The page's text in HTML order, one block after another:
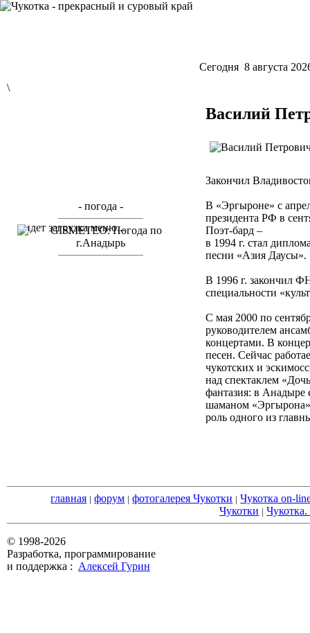
идет загрузка меню...
Cегодня 8 августа
\
- погода -
Василий
Закончил
В «Эргыроне» с
президента РФ в
Поэт-бард –
в 1994 г. стал
песни «Азия Даусы».
В 1996 г. закончил
специальности
С мая 2000 по
руководителем
концертами. В
песен. Сейчас
чукотских и
над спектаклем
фантазия: в Анадыре
шаманом
роль одного из
главная | форум | фотогалерея Чукотки | Чукотка on-
Чукотки | Чукотка.
© 1998-2026
Разработка, программирование
и поддержка : Алексей Гурин